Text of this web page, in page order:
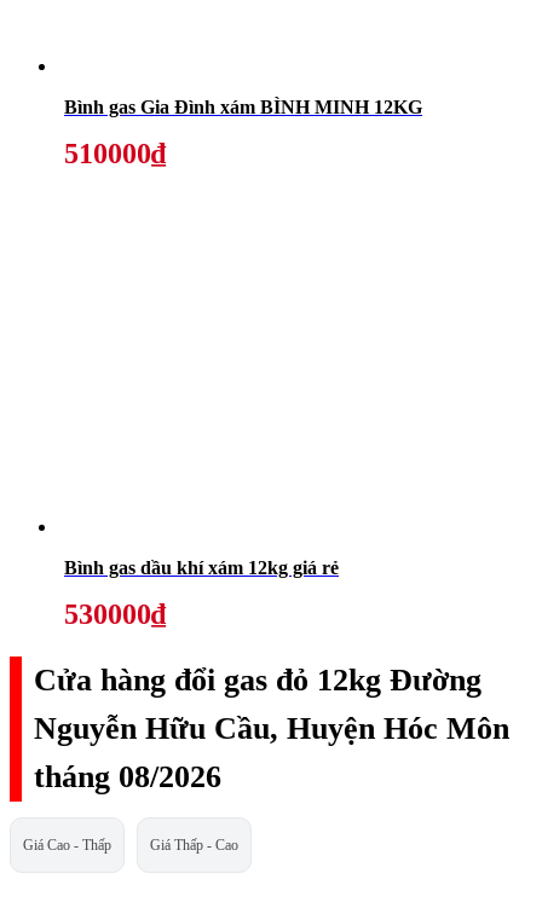
Bình gas Gia Đình xám BÌNH MINH 12KG
510000₫
Bình gas dầu khí xám 12kg giá rẻ
530000₫
Cửa hàng đổi gas đỏ 12kg Đường
Nguyễn Hữu Cầu, Huyện Hóc Môn
tháng 08/2026
Giá Cao - Thấp Giá Thấp - Cao